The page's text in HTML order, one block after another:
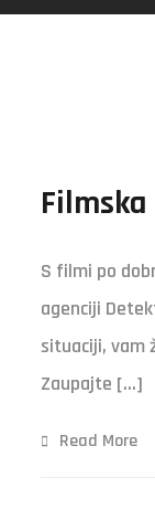
S filmi po
agenciji
situaciji, vam
Zaupajte […]
Read More